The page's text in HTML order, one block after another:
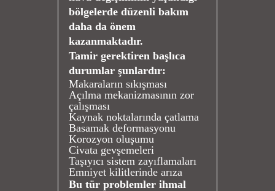
bölgelerde düzenli bakım
daha da önem
kazanmaktadır.
Tamir gerektiren başlıca
durumlar şunlardır:
Makaraların sıkışması
Açılma mekanizmasının zor
çalışması
Kaynak noktalarında çatlama
Basamak deformasyonu
Korozyon oluşumu
Civata gevşemeleri
Taşıyıcı sistem zayıflamaları
Emniyet kilitlerinde arıza
Bu tür problemler ihmal